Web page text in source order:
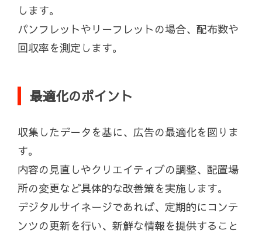
します。
パンフレットやリーフレットの場合、配布数や
回収率を測定します。
最適化のポイント
収集したデータを基に、広告の最適化を図りま
す。
内容の見直しやクリエイティブの調整、配置場
所の変更など具体的な改善策を実施します。
デジタルサイネージであれば、定期的にコンテ
ンツの更新を行い、新鮮な情報を提供すること